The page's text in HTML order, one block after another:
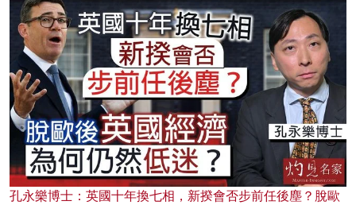
孔永樂博士：英國十年換七相，新揆會否步前任後塵？脫歐